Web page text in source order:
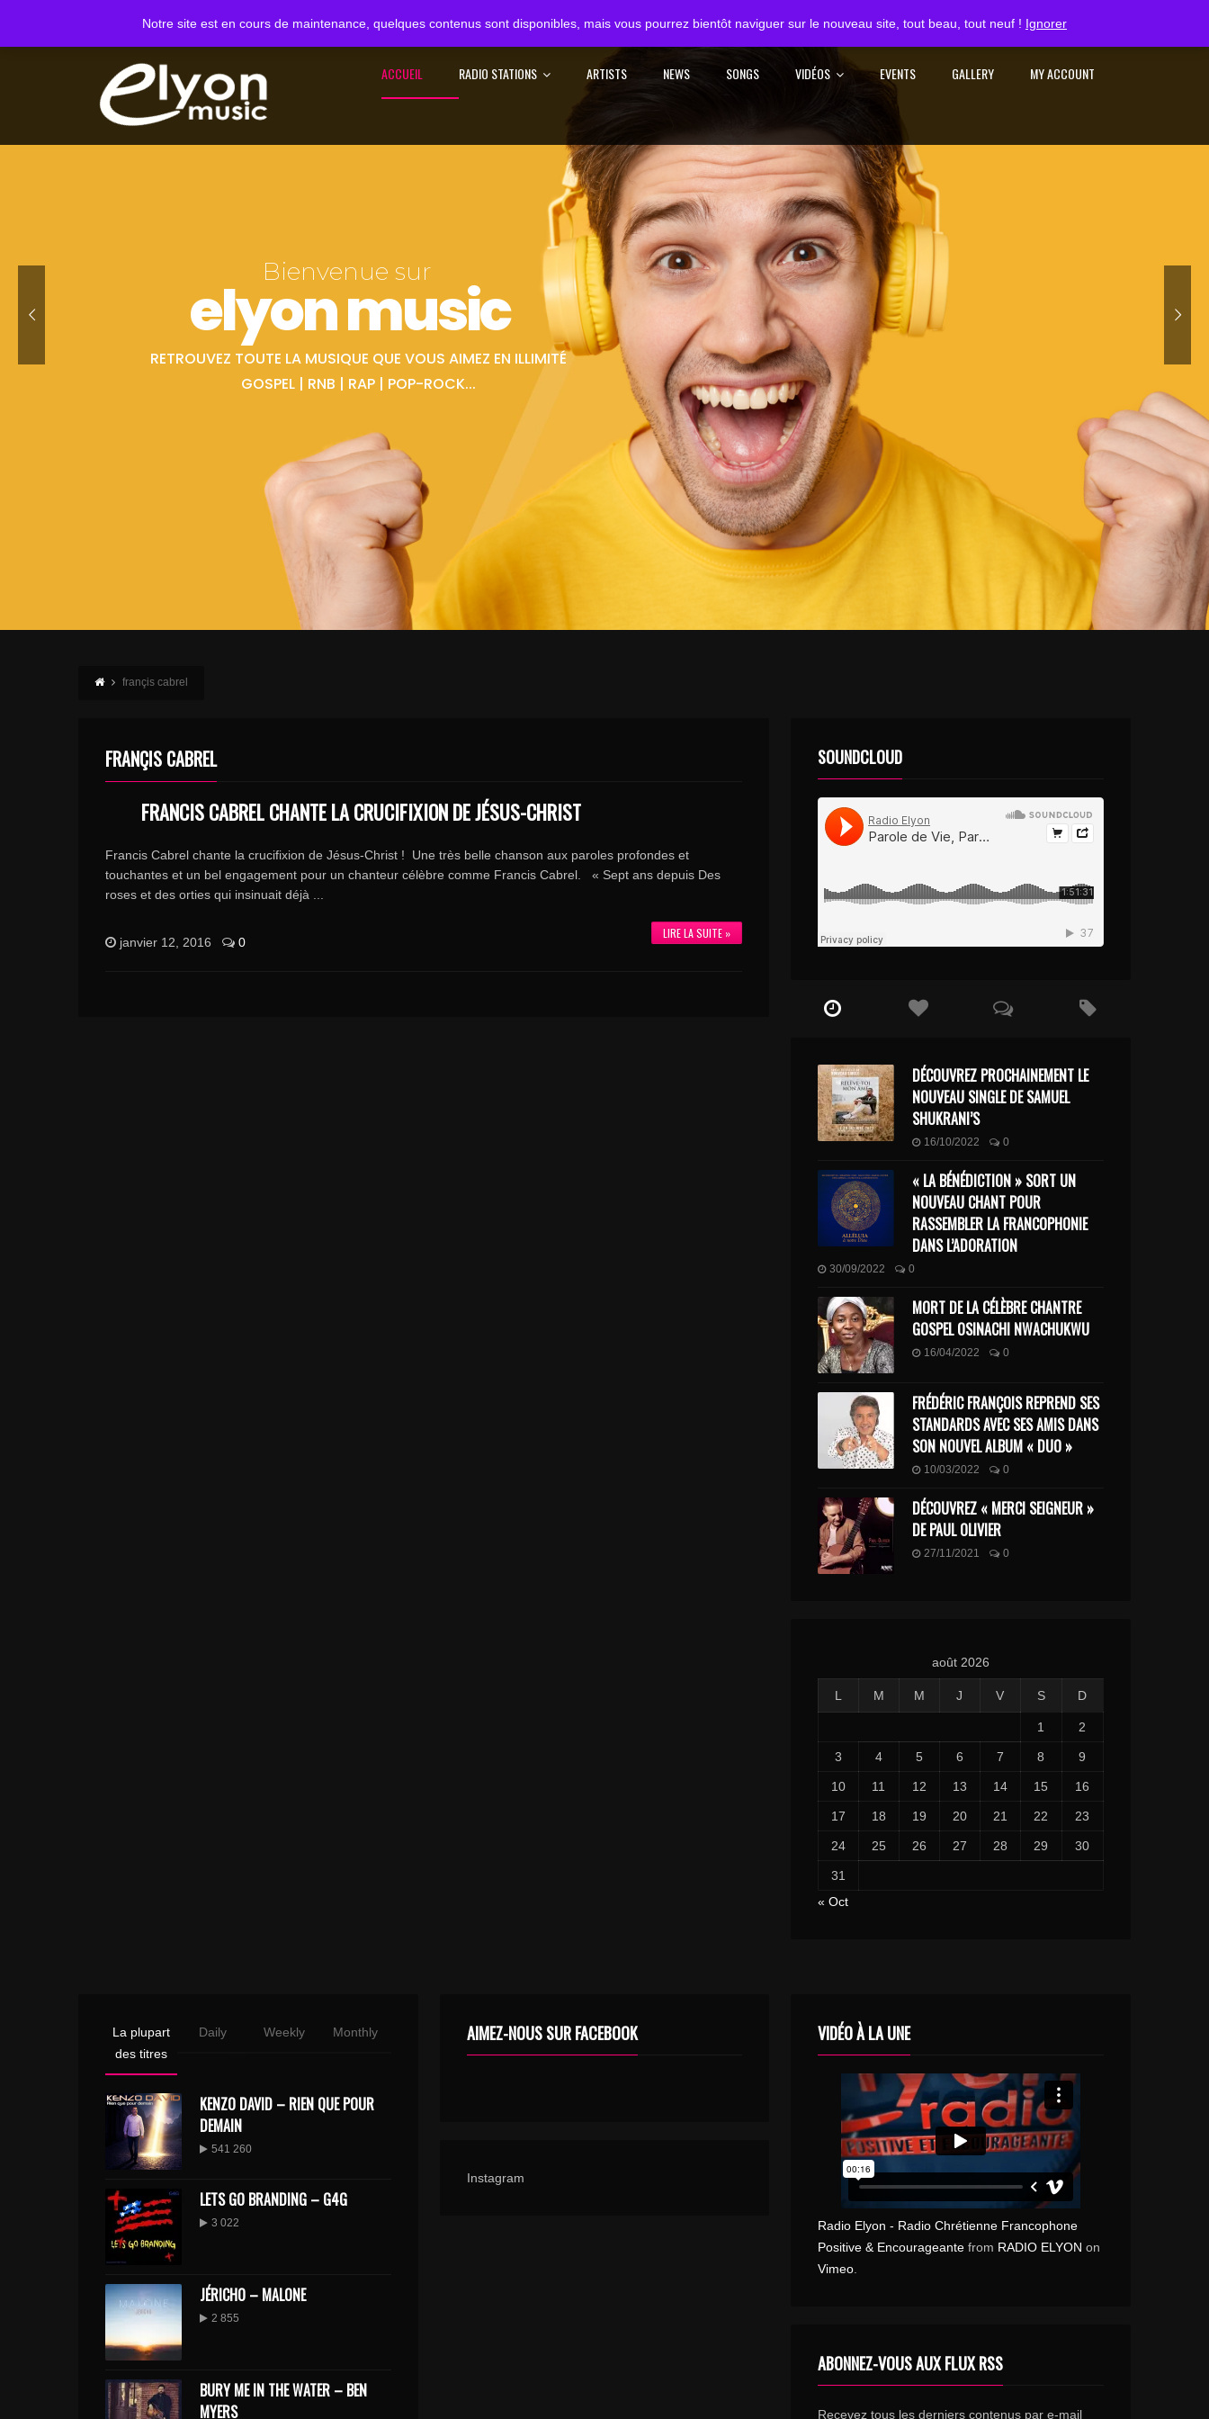
Notre site est en cours de maintenance, quelques contenus sont disponibles, mais vous pourrez bientôt naviguer sur le nouveau site, tout beau, tout neuf ! IgnorerS'IDENTIFIER
ACCUEIL RADIO STATIONS ARTISTS NEWS SONGS VIDÉOS EVENTS GALLERY MY ACCOUNT
Bienvenue sur
elyon music
RETROUVEZ TOUTE LA MUSIQUE QUE VOUS AIMEZ EN ILLIMITÉ
GOSPEL | RNB | RAP | POP-ROCK...
françis cabrel
FRANÇIS CABREL
FRANCIS CABREL CHANTE LA CRUCIFIXION DE JÉSUS-CHRIST
Francis Cabrel chante la crucifixion de Jésus-Christ ! Une très belle chanson aux paroles profondes et
touchantes et un bel engagement pour un chanteur célèbre comme Francis Cabrel. « Sept ans depuis Des
roses et des orties qui insinuait déjà ...
LIRE LA SUITE »
janvier 12, 2016 0
SOUNDCLOUD
DÉCOUVREZ PROCHAINEMENT LE
NOUVEAU SINGLE DE SAMUEL
SHUKRANI’S
16/10/2022 0
« LA BÉNÉDICTION » SORT UN
NOUVEAU CHANT POUR
RASSEMBLER LA FRANCOPHONIE
DANS L’ADORATION
30/09/2022 0
MORT DE LA CÉLÈBRE CHANTRE
GOSPEL OSINACHI NWACHUKWU
16/04/2022 0
FRÉDÉRIC FRANÇOIS REPREND SES
STANDARDS AVEC SES AMIS DANS
SON NOUVEL ALBUM « DUO »
10/03/2022 0
DÉCOUVREZ « MERCI SEIGNEUR »
DE PAUL OLIVIER
27/11/2021 0
août 2026
L M M J V S D
1 2
3 4 5 6 7 8 9
10 11 12 13 14 15 16
17 18 19 20 21 22 23
24 25 26 27 28 29 30
31
« Oct
La plupart
des titres
Daily Weekly Monthly
KENZO DAVID – RIEN QUE POUR
DEMAIN
541 260
LETS GO BRANDING – G4G
3 022
JÉRICHO – MALONE
2 855
BURY ME IN THE WATER – BEN
MYERS
AIMEZ-NOUS SUR FACEBOOK
Instagram
VIDÉO À LA UNE
Radio Elyon - Radio Chrétienne Francophone
Positive & Encourageantefrom RADIO ELYON on
Vimeo.
ABONNEZ-VOUS AUX FLUX RSS
Recevez tous les derniers contenus par e-mail